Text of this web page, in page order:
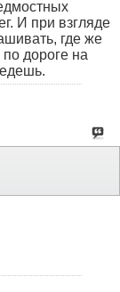
И при взгляде
где же
дороге на